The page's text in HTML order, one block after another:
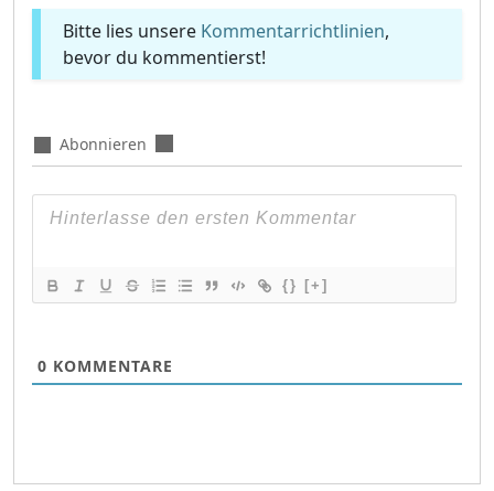
Bitte lies unsere Kommentarrichtlinien,
bevor du kommentierst!
Abonnieren
{} [+]
0 KOMMENTARE